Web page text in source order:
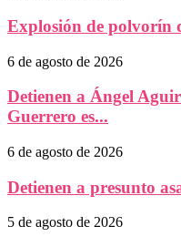
Explosión de polvorín
6 de agosto de 2026
Detienen a Ángel
Guerrero es...
6 de agosto de 2026
Detienen a presunto
5 de agosto de 2026